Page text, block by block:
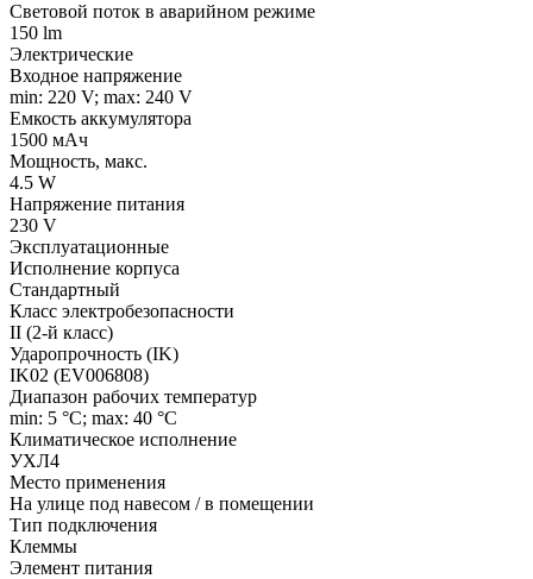
Световой поток в аварийном режиме
150 lm
Электрические
Входное напряжение
min: 220 V; max: 240 V
Емкость аккумулятора
1500 мАч
Мощность, макс.
4.5 W
Напряжение питания
230 V
Эксплуатационные
Исполнение корпуса
Стандартный
Класс электробезопасности
II (2-й класс)
Ударопрочность (IK)
IK02 (EV006808)
Диапазон рабочих температур
min: 5 °C; max: 40 °C
Климатическое исполнение
УХЛ4
Место применения
На улице под навесом / в помещении
Тип подключения
Клеммы
Элемент питания